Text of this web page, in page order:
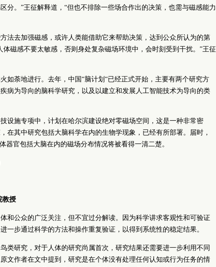
分。”王征解释道，“但也不排除一些场合作出的决策，也需与磁感能力
法去加强磁感，或许人类能借助它来帮助决策，达到公众所认为的第
体磁感不要太敏感，否则身处复杂磁场环境中，会时刻受到干扰。”王征
如荼地进行。去年，中国“脑计划“已经正式开始，主要有两个研究方
病为导向的脑科学研究，以及以建立和发展人工智能技术为导向的类
设施专项中，计划在哈尔滨建设绝对零磁场空间，这是一种非常密
在其中研究包括大脑科学在内的生物学现象，已经有所部署。届时，
器官包括大脑在内的磁场分布情况将被看得一清二楚。
教授
和公众的广泛关注，但不宜过分解读。因为科学讲求客观性和可验证
一步通过科学的方法和操作重复验证，以得到系统性的稳定结果。
类研究，对于人体的研究尚属首次，研究结果还需要进一步利用不同
文作者在文中提到，研究是在个体没有处理任何认知或行为任务的情